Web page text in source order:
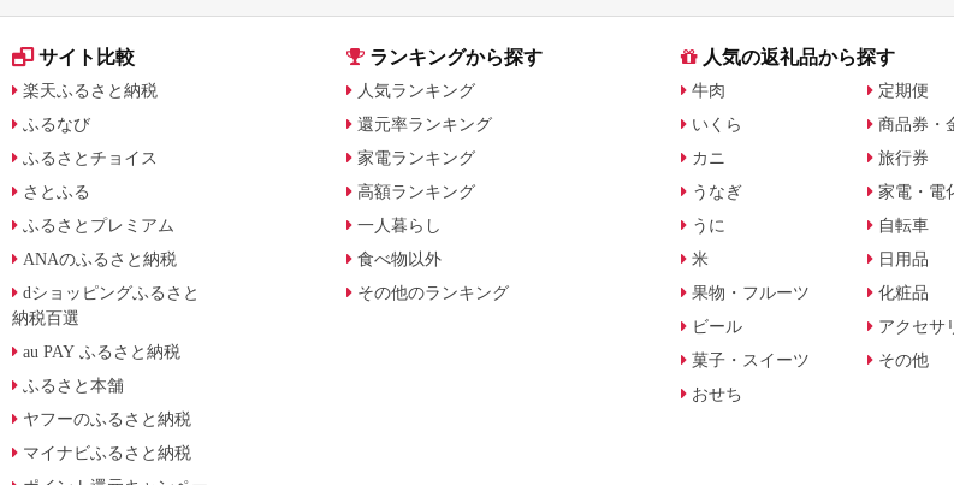
サイト比較
楽天ふるさと納税
ふるなび
ふるさとチョイス
さとふる
ふるさとプレミアム
ANAのふるさと納税
dショッピングふるさと
納税百選
au PAY ふるさと納税
ふるさと本舗
ヤフーのふるさと納税
マイナビふるさと納税
ランキングから探す
人気ランキング
還元率ランキング
家電ランキング
高額ランキング
一人暮らし
食べ物以外
その他のランキング
人気の返礼品から探す
牛肉
いくら
カニ
うなぎ
うに
米
果物・フルーツ
ビール
菓子・スイーツ
おせち
定期便
商品券・
旅行券
家電・電
自転車
日用品
化粧品
アクセサ
その他